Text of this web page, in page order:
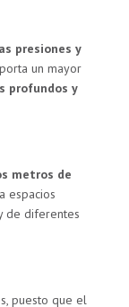
presiones y
un mayor
profundos y
metros de
espacios
de diferentes
puesto que el